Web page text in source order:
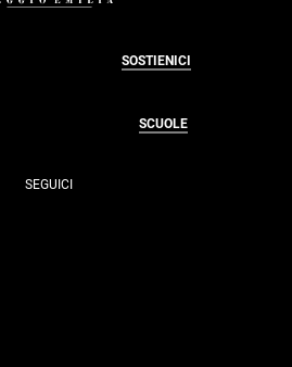
SOSTIENICI
SCUOLE
SEGUICI